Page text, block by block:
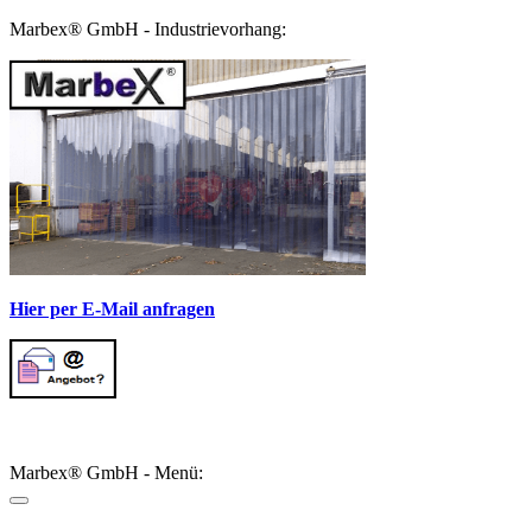
Marbex® GmbH - Industrievorhang:
Hier per E-Mail anfragen
Marbex® GmbH - Menü: